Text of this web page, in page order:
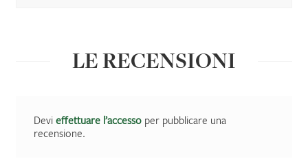
LE RECENSIONI
Devi effettuare l’accessoper pubblicare una
recensione.